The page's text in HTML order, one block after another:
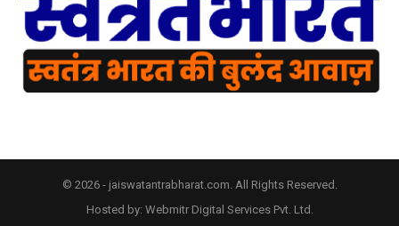
© 2026 - jaiswatantrabharat.com. All Rights Reserved.
Hosted by: Webmitr Digital Services Pvt. Ltd.